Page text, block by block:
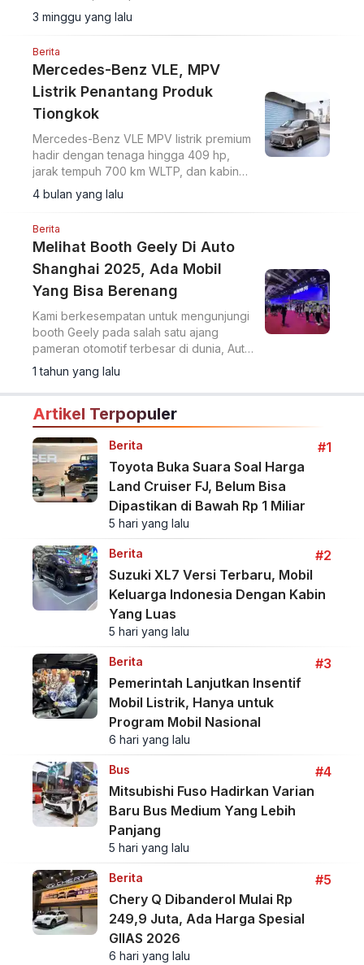
road. SUV ini akan memulai pre-sales di
China pada 6 Juli mendatang.
3 minggu yang lalu
Berita
Mercedes-Benz VLE, MPV
Listrik Penantang Produk
Tiongkok
Mercedes-Benz VLE MPV listrik premium
hadir dengan tenaga hingga 409 hp,
jarak tempuh 700 km WLTP, dan kabin
mewah ala S-Class. Penantang produk
Tiongkok.
4 bulan yang lalu
Berita
Melihat Booth Geely Di Auto
Shanghai 2025, Ada Mobil
Yang Bisa Berenang
Kami berkesempatan untuk mengunjungi
booth Geely pada salah satu ajang
pameran otomotif terbesar di dunia, Auto
Shanghai 2025.
1 tahun yang lalu
Artikel Terpopuler
Berita
#1
Toyota Buka Suara Soal Harga
Land Cruiser FJ, Belum Bisa
Dipastikan di Bawah Rp 1 Miliar
5 hari yang lalu
Berita
#2
Suzuki XL7 Versi Terbaru, Mobil
Keluarga Indonesia Dengan Kabin
Yang Luas
5 hari yang lalu
Berita
#3
Pemerintah Lanjutkan Insentif
Mobil Listrik, Hanya untuk
Program Mobil Nasional
6 hari yang lalu
Bus
#4
Mitsubishi Fuso Hadirkan Varian
Baru Bus Medium Yang Lebih
Panjang
5 hari yang lalu
Berita
#5
Chery Q Dibanderol Mulai Rp
249,9 Juta, Ada Harga Spesial
GIIAS 2026
6 hari yang lalu